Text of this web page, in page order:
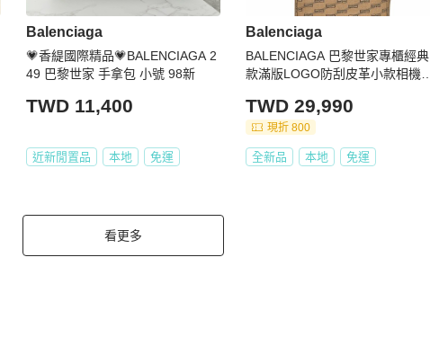
Balenciaga
💗香緹國際精品💗BALENCIAGA 2
49 巴黎世家 手拿包 小號 98新
TWD 11,400
近新閒置品 本地 免運
Balenciaga
BALENCIAGA 巴黎世家專櫃經典
款滿版LOGO防刮皮革小款相機包
TWD 29,990
現折 800
全新品 本地 免運
看更多